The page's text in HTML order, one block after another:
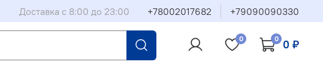
Доставка с 8:00 до 23:00 +78002017682 +79090090330
0 0 0 ₽